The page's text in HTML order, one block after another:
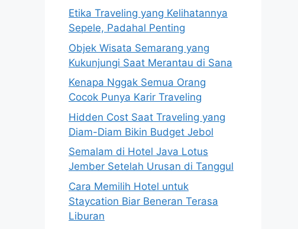
Etika Traveling yang Kelihatannya
Sepele, Padahal Penting
Objek Wisata Semarang yang
Kukunjungi Saat Merantau di Sana
Kenapa Nggak Semua Orang
Cocok Punya Karir Traveling
Hidden Cost Saat Traveling yang
Diam-Diam Bikin Budget Jebol
Semalam di Hotel Java Lotus
Jember Setelah Urusan di Tanggul
Cara Memilih Hotel untuk
Staycation Biar Beneran Terasa
Liburan